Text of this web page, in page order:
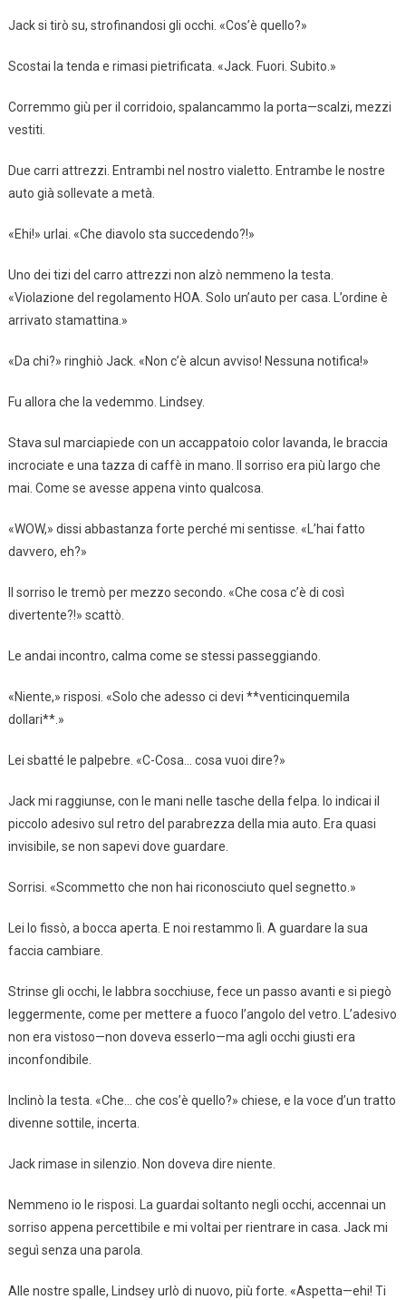
Jack si tirò su, strofinandosi gli occhi. «Cos’è quello?»
Scostai la tenda e rimasi pietrificata. «Jack. Fuori. Subito.»
Corremmo giù per il corridoio, spalancammo la porta—scalzi, mezzi
vestiti.
Due carri attrezzi. Entrambi nel nostro vialetto. Entrambe le nostre
auto già sollevate a metà.
«Ehi!» urlai. «Che diavolo sta succedendo?!»
Uno dei tizi del carro attrezzi non alzò nemmeno la testa.
«Violazione del regolamento HOA. Solo un’auto per casa. L’ordine è
arrivato stamattina.»
«Da chi?» ringhiò Jack. «Non c’è alcun avviso! Nessuna notifica!»
Fu allora che la vedemmo. Lindsey.
Stava sul marciapiede con un accappatoio color lavanda, le braccia
incrociate e una tazza di caffè in mano. Il sorriso era più largo che
mai. Come se avesse appena vinto qualcosa.
«WOW,» dissi abbastanza forte perché mi sentisse. «L’hai fatto
davvero, eh?»
Il sorriso le tremò per mezzo secondo. «Che cosa c’è di così
divertente?!» scattò.
Le andai incontro, calma come se stessi passeggiando.
«Niente,» risposi. «Solo che adesso ci devi **venticinquemila
dollari**.»
Lei sbatté le palpebre. «C-Cosa… cosa vuoi dire?»
Jack mi raggiunse, con le mani nelle tasche della felpa. Io indicai il
piccolo adesivo sul retro del parabrezza della mia auto. Era quasi
invisibile, se non sapevi dove guardare.
Sorrisi. «Scommetto che non hai riconosciuto quel segnetto.»
Lei lo fissò, a bocca aperta. E noi restammo lì. A guardare la sua
faccia cambiare.
Strinse gli occhi, le labbra socchiuse, fece un passo avanti e si piegò
leggermente, come per mettere a fuoco l’angolo del vetro. L’adesivo
non era vistoso—non doveva esserlo—ma agli occhi giusti era
inconfondibile.
Inclinò la testa. «Che… che cos’è quello?» chiese, e la voce d’un tratto
divenne sottile, incerta.
Jack rimase in silenzio. Non doveva dire niente.
Nemmeno io le risposi. La guardai soltanto negli occhi, accennai un
sorriso appena percettibile e mi voltai per rientrare in casa. Jack mi
seguì senza una parola.
Alle nostre spalle, Lindsey urlò di nuovo, più forte. «Aspetta—ehi! Ti